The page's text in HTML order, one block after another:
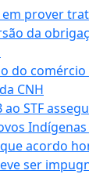
prover
da
do
CNH
ao STF
acordo
ser